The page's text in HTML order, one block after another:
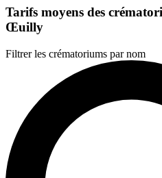
Tarifs moyens des
Œuilly
Filtrer les crématoriums par nom